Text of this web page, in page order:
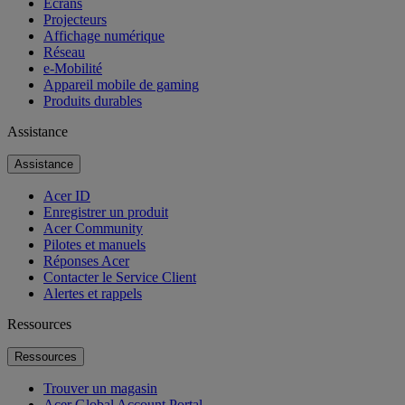
Écrans
Projecteurs
Affichage numérique
Réseau
e-Mobilité
Appareil mobile de gaming
Produits durables
Assistance
Assistance
Acer ID
Enregistrer un produit
Acer Community
Pilotes et manuels
Réponses Acer
Contacter le Service Client
Alertes et rappels
Ressources
Ressources
Trouver un magasin